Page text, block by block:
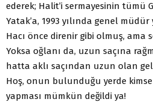
ederek; Halit’i sermayesinin tümü
Yatak’a, 1993 yılında genel müdür
Hacı önce direnir gibi olmuş, ama
Yoksa oğlanı da, uzun saçına
hatta aklı saçından uzun olan
Hoş, onun bulunduğu yerde
yapması mümkün değildi ya!